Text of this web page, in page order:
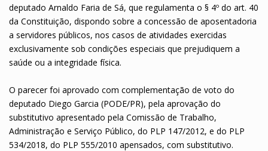
deputado Arnaldo Faria de Sá, que regulamenta o § 4º do art. 40
da Constituição, dispondo sobre a concessão de aposentadoria
a servidores públicos, nos casos de atividades exercidas
exclusivamente sob condições especiais que prejudiquem a
saúde ou a integridade física.
O parecer foi aprovado com complementação de voto do
deputado Diego Garcia (PODE/PR), pela aprovação do
substitutivo apresentado pela Comissão de Trabalho,
Administração e Serviço Público, do PLP 147/2012, e do PLP
534/2018, do PLP 555/2010 apensados, com substitutivo.